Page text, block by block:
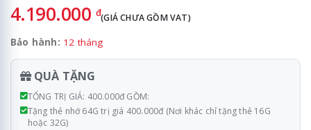
4.190.000 đ(GIÁ CHƯA GỒM VAT)
Bảo hành: 12 tháng
QUÀ TẶNG
TỔNG TRỊ GIÁ: 400.000đ GỒM:
Tặng thẻ nhớ 64G trị giá 400.000đ (Nơi khác chỉ tặng thẻ 16G
hoặc 32G)